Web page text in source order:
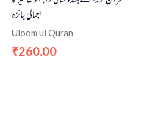
اجمالی جائزہ
Uloom ul Quran
₹260.00